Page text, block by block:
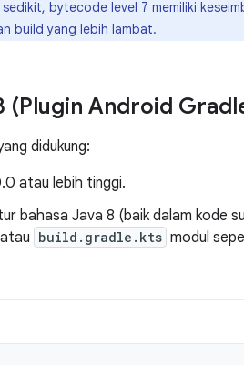
bytecode level 7 memiliki
build yang lebih lambat.
(Plugin Android
didukung:
atau lebih tinggi.
bahasa Java 8 (baik dalam kode
atau build.gradle.kts modul